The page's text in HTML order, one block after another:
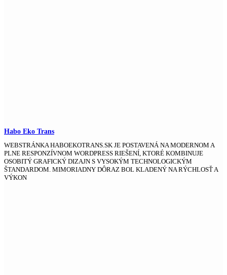
Habo Eko Trans
WEBSTRÁNKA HABOEKOTRANS.SK JE POSTAVENÁ NA MODERNOM A
PLNE RESPONZÍVNOM WORDPRESS RIEŠENÍ, KTORÉ KOMBINUJE
OSOBITÝ GRAFICKÝ DIZAJN S VYSOKÝM TECHNOLOGICKÝM
ŠTANDARDOM. MIMORIADNY DÔRAZ BOL KLADENÝ NA RÝCHLOSŤ A
VÝKON